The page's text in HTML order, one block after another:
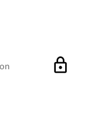
lock